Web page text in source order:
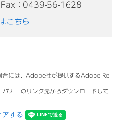
Fax：0439-56-1628
こちら
合には、Adobe社が提供するAdobe Re
ナーのリンク先からダウンロードして
アする